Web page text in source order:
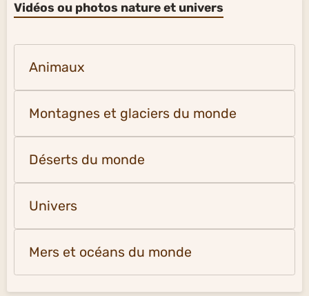
Vidéos ou photos nature et univers
Animaux
Montagnes et glaciers du monde
Déserts du monde
Univers
Mers et océans du monde